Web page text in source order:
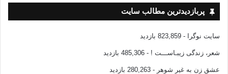
پربازدیدترین مطالب سایت
سایت نوگرا - 823,859 بازدید
شعر، زندگی زیبـاســـت ! - 485,306 بازدید
عشق زن به غیر شوهر - 280,263 بازدید